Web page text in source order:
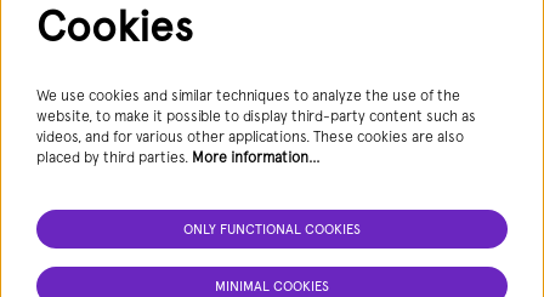
Newsletter
SIGN UP NEWSLETTER
Cookies
We use cookies and similar techniques to analyze the use of the
website, to make it possible to display third-party content such as
videos, and for various other applications. These cookies are also
placed by third parties. More information…
ONLY FUNCTIONAL COOKIES
MINIMAL COOKIES